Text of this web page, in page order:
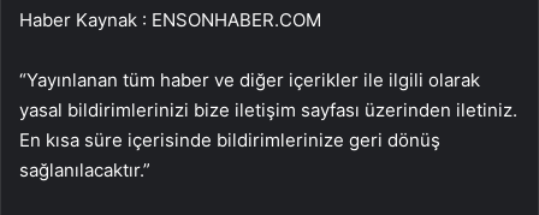
Haber Kaynak : ENSONHABER.COM
“Yayınlanan tüm haber ve diğer içerikler ile ilgili olarak
yasal bildirimlerinizi bize iletişim sayfası üzerinden iletiniz.
En kısa süre içerisinde bildirimlerinize geri dönüş
sağlanılacaktır.”